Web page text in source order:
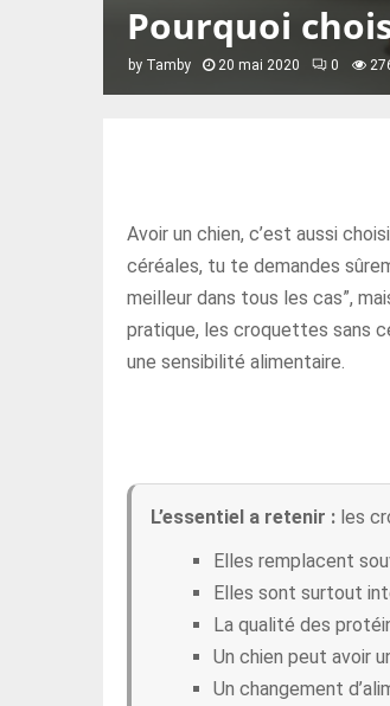
Pourquoi
by Tamby 20 mai 2020 0
Avoir un chien, c’est aussi
céréales, tu te demandes
meilleur dans tous les cas”,
pratique, les croquettes sans
une sensibilité alimentaire.
L’essentiel a retenir : les
Elles remplacent
Elles sont surtout
La qualité des
Un chien peut avoir
Un changement